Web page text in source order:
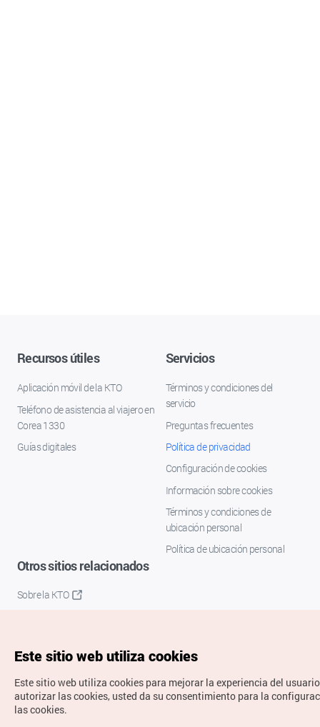
Recursos útiles
Aplicación móvil de la KTO
Teléfono de asistencia al viajero en
Corea 1330
Guías digitales
Servicios
Términos y condiciones del
servicio
Preguntas frecuentes
Política de privacidad
Configuración de cookies
Información sobre cookies
Términos y condiciones de
ubicación personal
Política de ubicación personal
Otros sitios relacionados
Sobre la KTO
Este sitio web utiliza cookies
Este sitio web utiliza cookies para mejorar la experiencia del
autorizar las cookies, usted da su consentimiento para la
las cookies.